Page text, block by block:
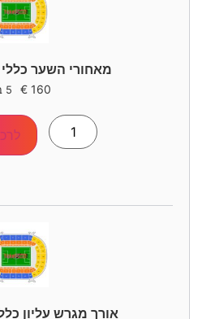
מאחורי השער
160
€ 5 במלאי
אורך מגרש עליון